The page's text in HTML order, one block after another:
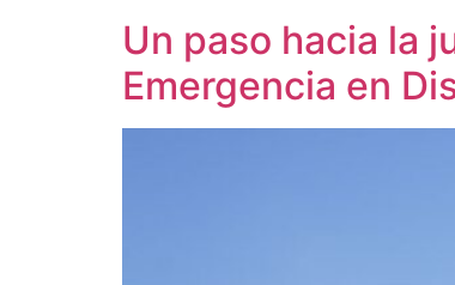
Un paso hacia la
Emergencia en